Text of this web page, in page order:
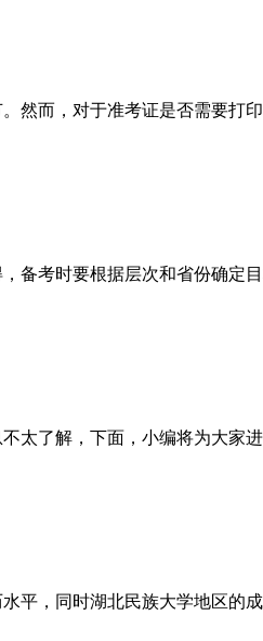
然而，对于准考证是否需要打
考时要根据层次和省份确定
了解，下面，小编将为大家
平，同时湖北民族大学地区的